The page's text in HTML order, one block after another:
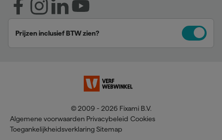
Prijzen inclusief BTW zien?
© 2009 - 2026 Fixami B.V.
Algemene voorwaarden Privacybeleid Cookies
Toegankelijkheidsverklaring Sitemap